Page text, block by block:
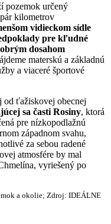
pozemok určený
kilometrov
vidieckom sídle
pre kľudné
dosahom
materskú a základnú
a viaceré športové
od ťažiskovej obecnej
sa časti Rosiny, ktorá
pre nízkopodlažnú
západnom svahu,
za sebou radené
atmosfére by mal
vyriešený po
a okolie; Zdroj: IDEÁLNE